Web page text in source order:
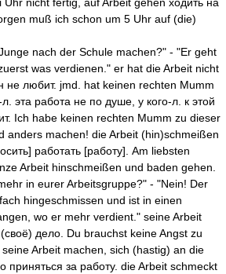
muß ich schon um 5 Uhr auf (die)
nach der Schule machen?" - "Er geht
was verdienen." er hat die Arbeit nicht
не любит. jmd. hat keinen rechten Mumm
эта работа не по душе, у кого-л. к этой
Ich habe keinen rechten Mumm zu dieser
anders machen! die Arbeit (hin)schmeißen
работать [работу]. Am liebsten
Arbeit hinschmeißen und baden gehen.
in eurer Arbeitsgruppe?" - "Nein! Der
hingeschmissen und ist in einen
wo er mehr verdient." seine Arbeit
дело. Du brauchst keine Angst zu
Arbeit machen, sich (hastig) an die
приняться за работу. die Arbeit schmeckt